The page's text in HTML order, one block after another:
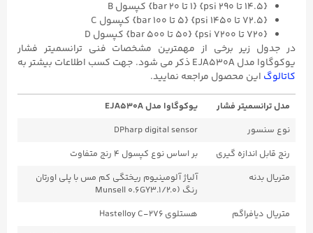
{۱۴.۵ تا ۲۹۰ psi} {۱ تا ۲۰ bar} کپسول B
{۷۲.۵ تا ۱۴۵۰ psi} {۵ تا ۱۰۰ bar} کپسول C
{۷۲۰ تا ۷۲۰۰ psi} {۵۰ تا ۵۰۰ bar} کپسول D
در جدول زیر برخی از مهمترین مشخصات فنی ترانسمیتر فشار
یوکوگاوا مدل EJA530A ذکر می شود. جهت کسب اطلاعات بیشتر به
کاتالوگ این محصول مراجعه نمایید.
مدل ترانسمیتر فشار
یوکوگاوا مدل EJA530A
نوع سنسور
DPharp digital sensor
رنج قابل اندازه گیری
بر اساس نوع کپسول ۴ رنج متفاوت
متریال بدنه
آلیاژ آلومینیوم ریختگی کم مس با پلی اورتان
رنگ (Munsell ۰.6GY3.۱/۲.۰
متریال دیافراگم
هستلوی Hastelloy C-۲۷۶